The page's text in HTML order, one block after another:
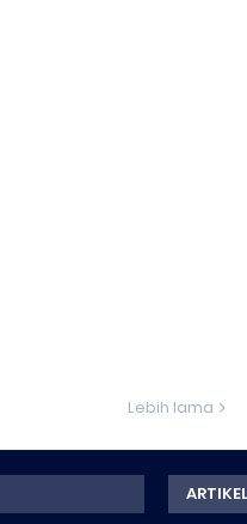
Lebih lama